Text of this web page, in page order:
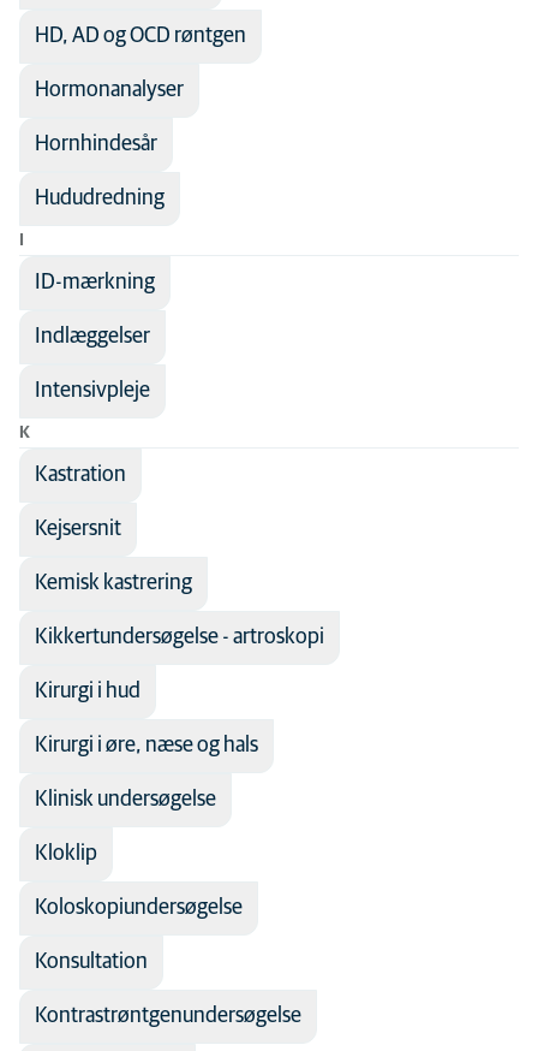
HD, AD og OCD røntgen
Hormonanalyser
Hornhindesår
Hududredning
ID-mærkning
Indlæggelser
Intensivpleje
K
Kastration
Kejsersnit
Kemisk kastrering
Kikkertundersøgelse - artroskopi
Kirurgi i hud
Kirurgi i øre, næse og hals
Klinisk undersøgelse
Kloklip
Koloskopiundersøgelse
Konsultation
Kontrastrøntgenundersøgelse